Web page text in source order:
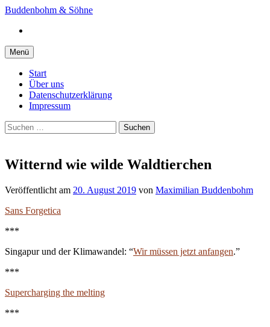
Springe
Inhalt
Buddenbohm & Söhne
Menü
Start
Über uns
Datenschutzerklärung
Impressum
Suchen
nach:
Witternd wie wilde Waldtierchen
Veröffentlicht am 20. August 2019 von Maximilian Buddenbohm
Sans Forgetica
***
Singapur und der Klimawandel: “Wir müssen jetzt anfangen.”
***
Supercharging the melting
***